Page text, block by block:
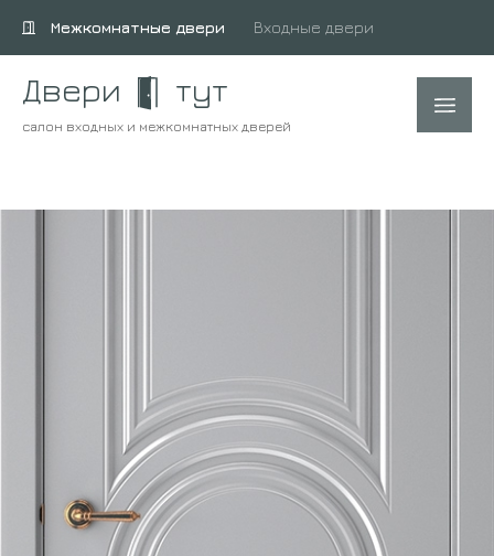
Межкомнатные двери Входные двери
салон входных и межкомнатных дверей
Двери тут